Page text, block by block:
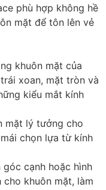
phù hợp không hề
mặt để tôn lên vẻ
khuôn mặt của
xoan, mặt tròn và
kiểu mắt kính
mặt lý tưởng cho
chọn lựa từ kính
cạnh hoặc hình
khuôn mặt, làm